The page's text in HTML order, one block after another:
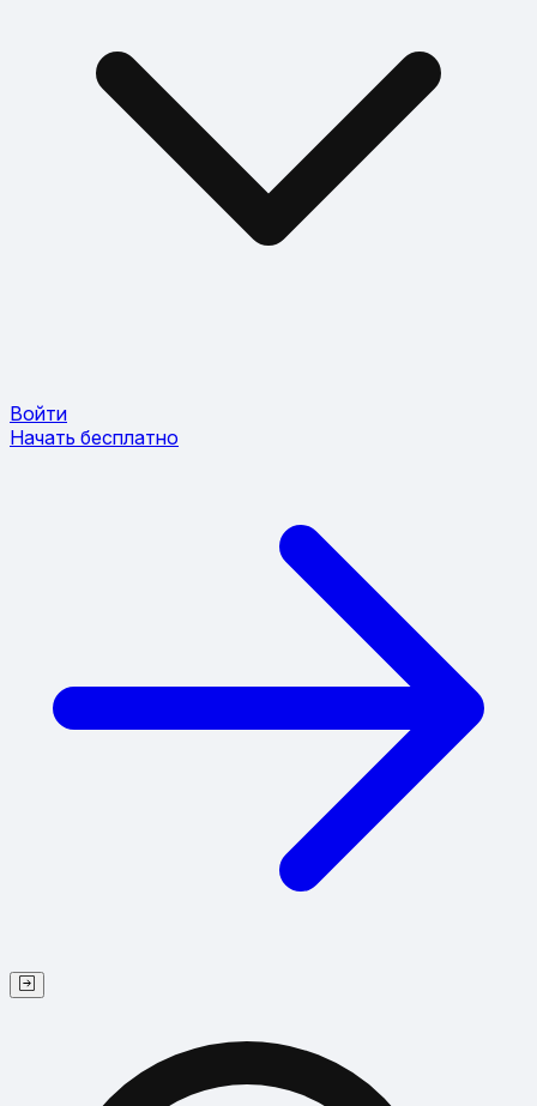
Войти
Начать бесплатно